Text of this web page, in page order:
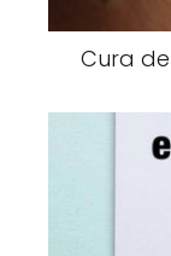
Cura